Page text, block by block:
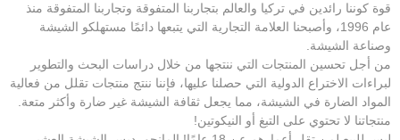
قوة كوننا رائدين في تركيا والعالم بتجاربنا المتفوقة وتجاربنا المتفوقة منذ
عام 1996، وأصبحنا العلامة التجارية التي يتبعها دائمًا مستهلكو الشيشة
وصناعة الشيشة.
من أجل تحسين المنتجات التي ننتجها من خلال دراسات البحث والتطوير
لبراءات الاختراع الدولية التي حصلنا عليها، فإننا ننتج منتجات تقلل من فعالية
المواد الضارة في الشيشة، مما يجعل ثقافة الشيشة غير ضارة وأكثر متعة.
منتجاتنا لا تحتوي على التبغ أو النيكوتين!